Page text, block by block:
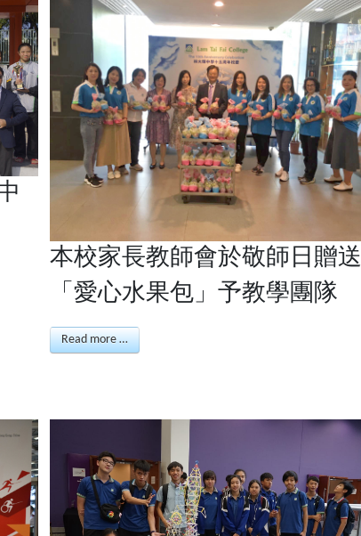
本校家長教師會於敬師日贈送
「愛心水果包」予教學團隊
Read more …